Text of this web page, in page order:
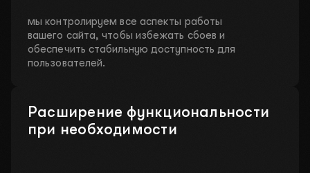
мы контролируем все аспекты работы
вашего сайта, чтобы избежать сбоев и
обеспечить стабильную доступность для
пользователей.
Расширение функциональности
при необходимости